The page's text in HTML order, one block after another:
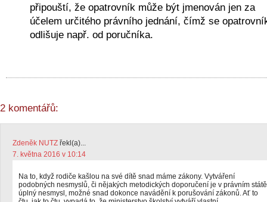
připouští, že opatrovník může být jmenován jen za
účelem určitého právního jednání, čímž se
odlišuje např. od poručníka.
2 komentářů:
Zdeněk NUTZ řekl(a)...
7. května 2016 v 10:14
Na to, když rodiče kašlou na své dítě snad máme zákony. Vytváření
podobných nesmyslů, či nějakých metodických doporučení je v právním státě
úplný nesmysl, možné snad dokonce navádění k porušování zákonů. Ať to